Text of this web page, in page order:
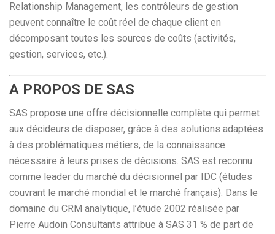
Relationship Management, les contrôleurs de gestion
peuvent connaître le coût réel de chaque client en
décomposant toutes les sources de coûts (activités,
gestion, services, etc.).
A PROPOS DE SAS
SAS propose une offre décisionnelle complète qui permet
aux décideurs de disposer, grâce à des solutions adaptées
à des problématiques métiers, de la connaissance
nécessaire à leurs prises de décisions. SAS est reconnu
comme leader du marché du décisionnel par IDC (études
couvrant le marché mondial et le marché français). Dans le
domaine du CRM analytique, l’étude 2002 réalisée par
Pierre Audoin Consultants attribue à SAS 31 % de part de